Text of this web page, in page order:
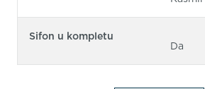
Sifon u kompletu
Da